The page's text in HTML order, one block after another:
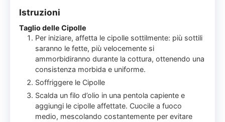
Istruzioni
Taglio delle Cipolle
Per iniziare, affetta le cipolle sottilmente: più sottili
saranno le fette, più velocemente si
ammorbidiranno durante la cottura, ottenendo una
consistenza morbida e uniforme.
Soffriggere le Cipolle
Scalda un filo d’olio in una pentola capiente e
aggiungi le cipolle affettate. Cuocile a fuoco
medio, mescolando costantemente per evitare